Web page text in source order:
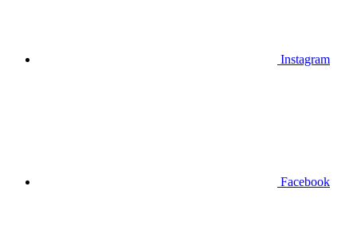
Instagram
Facebook